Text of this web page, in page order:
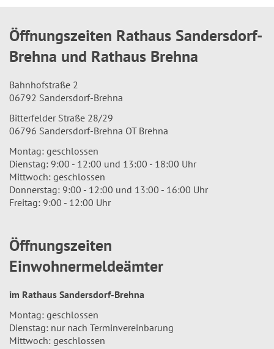
Öffnungszeiten Rathaus Sandersdorf-
Brehna und Rathaus Brehna
Bahnhofstraße 2
06792 Sandersdorf-Brehna
Bitterfelder Straße 28/29
06796 Sandersdorf-Brehna OT Brehna
Montag: geschlossen
Dienstag: 9:00 - 12:00 und 13:00 - 18:00 Uhr
Mittwoch: geschlossen
Donnerstag: 9:00 - 12:00 und 13:00 - 16:00 Uhr
Freitag: 9:00 - 12:00 Uhr
Öffnungszeiten
Einwohnermeldeämter
im Rathaus Sandersdorf-Brehna
Montag: geschlossen
Dienstag: nur nach Terminvereinbarung
Mittwoch: geschlossen